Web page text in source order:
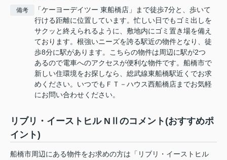
備考
「ケーヨーデイツー 東船橋店」まで徒歩7分と、歩いて
行ける距離に位置しています。忙しい日でもゴミ出しを
サクッと終えられるように、敷地内にゴミ置き場を備え
ております。根強いニーズを誇る駅近の物件となり、徒
歩8分に駅があります。こちらの物件は周辺に駅が2つ
あるので電車へのアクセスが便利な物件です。船橋市で
新しい住環境をお探しなら、総武線東船橋駅近くでお求
めください。いつでもＦＴ－ハウス西船橋店までお気軽
にお問い合わせください。
リブリ・イーストヒル NⅡのコメント(おすすめポ
イント)
船橋市周辺にある物件をお求めの方は「リブリ・イーストヒル